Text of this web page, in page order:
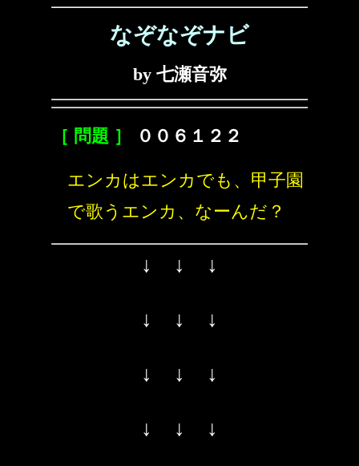
なぞなぞナビ
by 七瀬音弥
［ 問題 ］ ００６１２２
エンカはエンカでも、甲子園
で歌うエンカ、なーんだ？
↓ ↓ ↓
↓ ↓ ↓
↓ ↓ ↓
↓ ↓ ↓